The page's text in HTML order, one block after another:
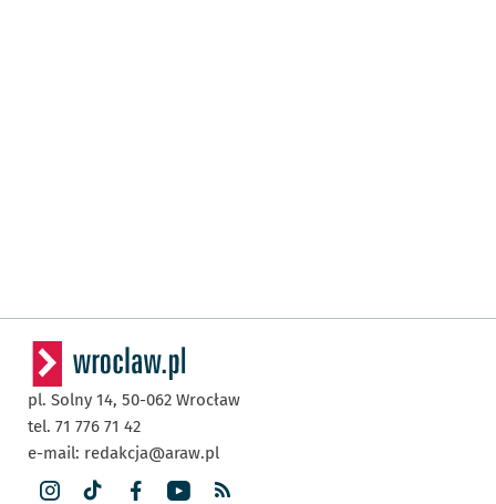
pl. Solny 14, 50-062 Wrocław
tel. 71 776 71 42
e-mail: redakcja@araw.pl